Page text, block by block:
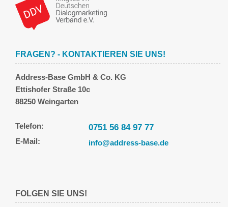
FRAGEN? - KONTAKTIEREN SIE UNS!
Address-Base GmbH & Co. KG
Ettishofer Straße 10c
88250 Weingarten
Telefon: 0751 56 84 97 77
E-Mail: info@address-base.de
FOLGEN SIE UNS!